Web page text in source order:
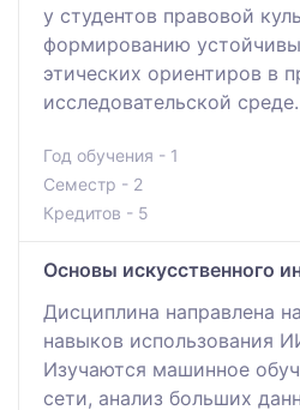
у студентов правовой
формированию
этических ориентиров в
исследовательской среде.
Год обучения - 1
Семестр - 2
Кредитов - 5
Основы искусственного
Дисциплина направлена
навыков использования
Изучаются машинное
сети, анализ больших